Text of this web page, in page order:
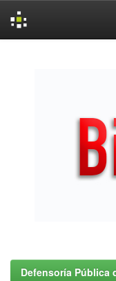
Defensoría Pública